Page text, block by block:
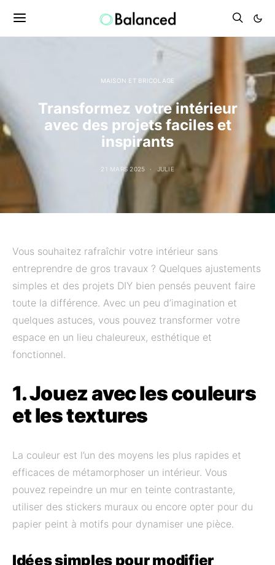
MAISON ET BRICOLAGE
Transformez votre intérieur
avec des projets faciles et
inspirants
21 MARS 2025 JULIE
Vous souhaitez rafraîchir votre intérieur sans
entreprendre de gros travaux ? Quelques ajustements
simples et des projets DIY bien pensés peuvent faire
toute la différence. Avec un peu d’imagination et
quelques astuces, vous pouvez transformer votre
espace en un lieu chaleureux, esthétique et
fonctionnel.
1. Jouez avec les couleurs
et les textures
La couleur est l’un des moyens les plus rapides et
efficaces de métamorphoser un intérieur. Vous
pouvez repeindre un mur en teinte contrastante,
utiliser des stickers muraux ou encore opter pour du
papier peint à motifs pour dynamiser une pièce.
Idées simples pour modifier